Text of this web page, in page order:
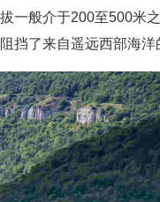
一般介于200至500米
挡了来自遥远西部海洋